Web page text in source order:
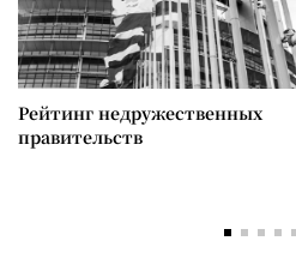
Рейтинг недружественных
правительств